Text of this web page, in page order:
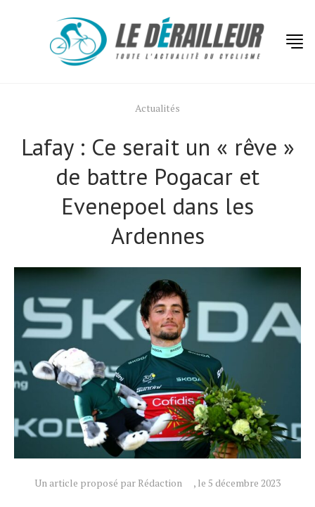
Actualités
Lafay : Ce serait un « rêve »
de battre Pogacar et
Evenepoel dans les
Ardennes
Un article proposé par Rédaction , le 5 décembre 2023